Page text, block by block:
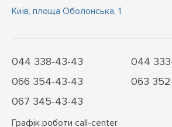
Київ, площа Оболонська, 1
044 338-43-43
044
066 354-43-43
063
067 345-43-43
Графік роботи call-center